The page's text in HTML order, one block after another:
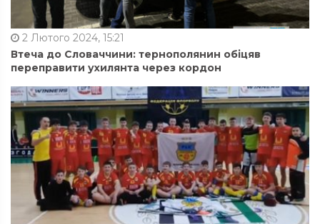
2 Лютого 2024, 15:21
Втеча до Словаччини: тернополянин обіцяв
переправити ухилянта через кордон